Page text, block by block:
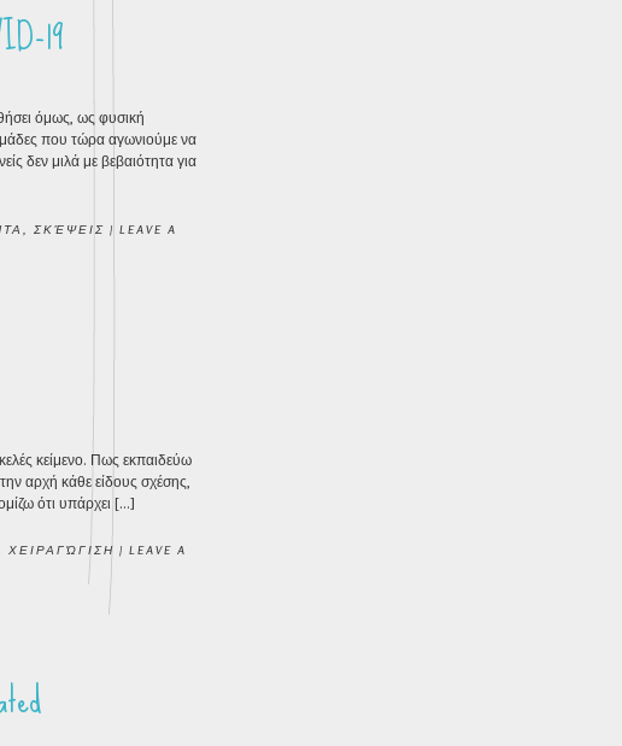
19
όμως, ως φυσική
που τώρα αγωνιούμε να
δεν μιλά με βεβαιότητα για
ΣΚΈΨΕΙΣ | LEAVE A
κείμενο. Πως εκπαιδεύω
αρχή κάθε είδους σχέσης,
ότι υπάρχει […]
ΧΕΙΡΑΓΏΓΙΣΗ | LEAVE A